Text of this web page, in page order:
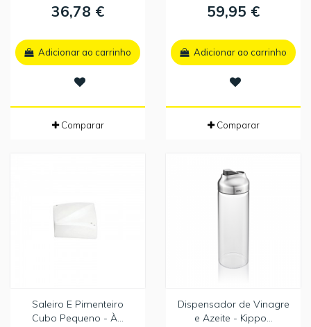
36,78 €
Adicionar ao carrinho
Comparar
59,95 €
Adicionar ao carrinho
Comparar
Saleiro E Pimenteiro
Cubo Pequeno - À...
Dispensador de Vinagre
e Azeite - Kippo...